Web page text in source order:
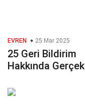
EVREN 25 Mar 2025
25 Geri Bildirim
Hakkında Gerçek